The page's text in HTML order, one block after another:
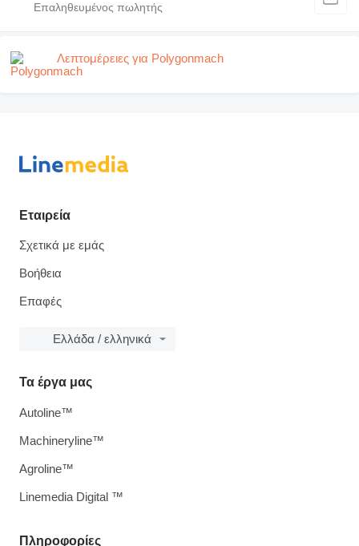
Λεπτομέρειες για Polygonmach
Εταιρεία
Σχετικά με εμάς
Βοήθεια
Επαφές
Ελλάδα / ελληνικά
Πληροφορίες
Τα έργα μας
Autoline™
Machineryline™
Agroline™
Linemedia Digital ™